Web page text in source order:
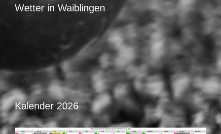
Wetter in Waiblingen
Kalender 2026